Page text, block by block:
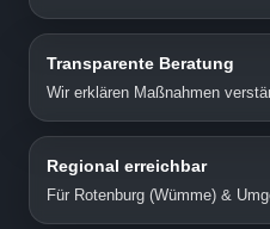
Transparente Beratung
Wir erklären Maßnahmen
Regional erreichbar
Für Rotenburg (Wümme) &